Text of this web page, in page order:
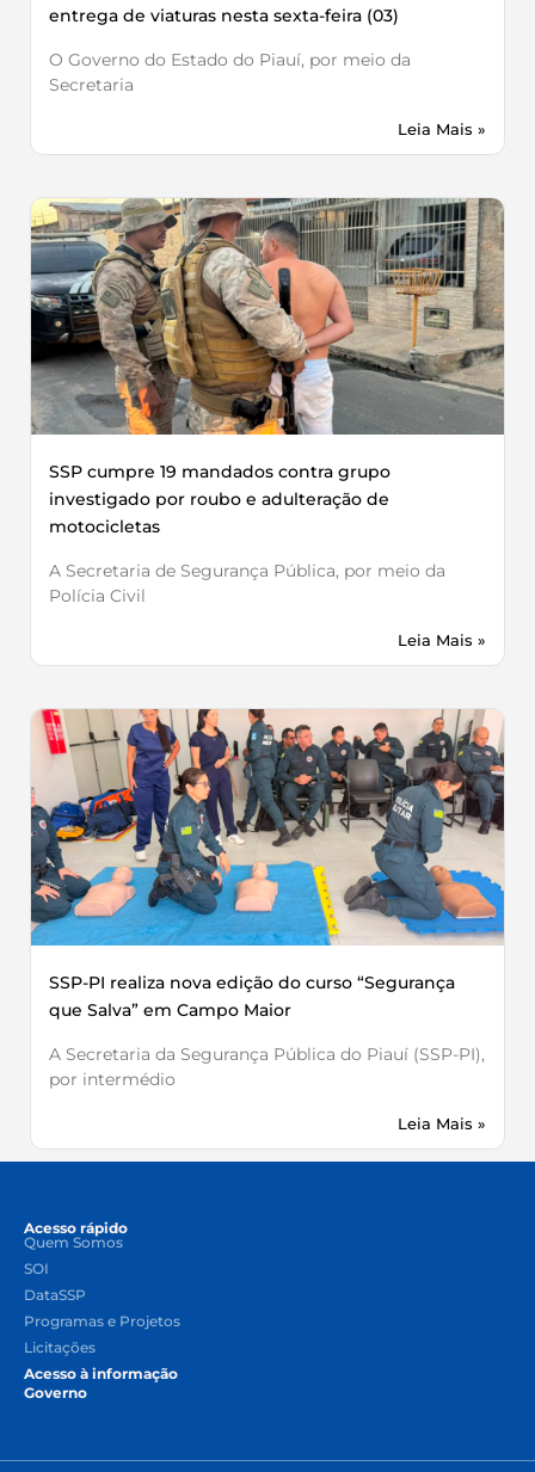
entrega de viaturas nesta sexta-feira (03)
O Governo do Estado do Piauí, por meio da
Secretaria
Leia Mais »
SSP cumpre 19 mandados contra grupo
investigado por roubo e adulteração de
motocicletas
A Secretaria de Segurança Pública, por meio da
Polícia Civil
Leia Mais »
SSP-PI realiza nova edição do curso “Segurança
que Salva” em Campo Maior
A Secretaria da Segurança Pública do Piauí (SSP-PI),
por intermédio
Leia Mais »
Acesso rápido
Quem Somos
SOI
DataSSP
Programas e Projetos
Licitações
Acesso à informação
Governo